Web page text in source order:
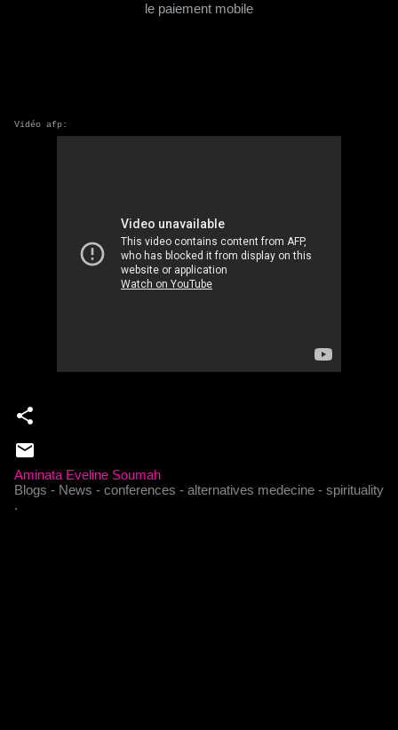
le paiement mobile
Vidéo afp:
Aminata Eveline Soumah
Blogs - News - conferences - alternatives medecine - spirituality
.